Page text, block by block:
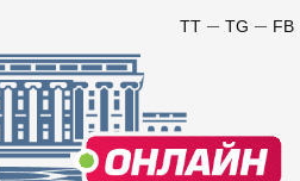
FB
TG
TT